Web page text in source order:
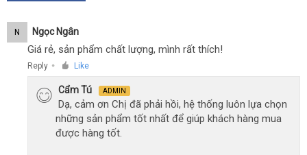
N Ngọc Ngân
Giá rẻ, sản phẩm chất lượng, mình rất thích!
Reply ● Like
Cẩm Tú ADMIN
Dạ, cảm ơn Chị đã phải hồi, hệ thống luôn lựa chọn
những sản phẩm tốt nhất để giúp khách hàng mua
được hàng tốt.